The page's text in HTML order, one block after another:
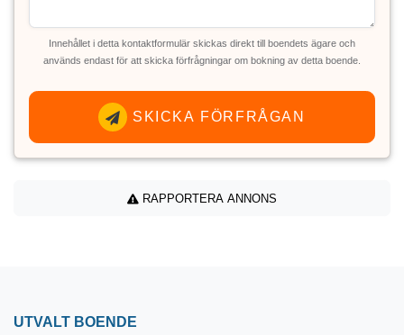
Innehållet i detta kontaktformulär skickas direkt till boendets ägare och
används endast för att skicka förfrågningar om bokning av detta boende.
SKICKA FÖRFRÅGAN
RAPPORTERA ANNONS
UTVALT BOENDE